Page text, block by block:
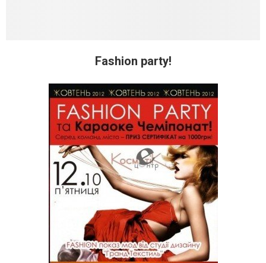
Fashion party!